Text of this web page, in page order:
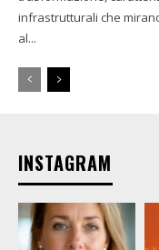
infrastrutturali che
al...
INSTAGRAM